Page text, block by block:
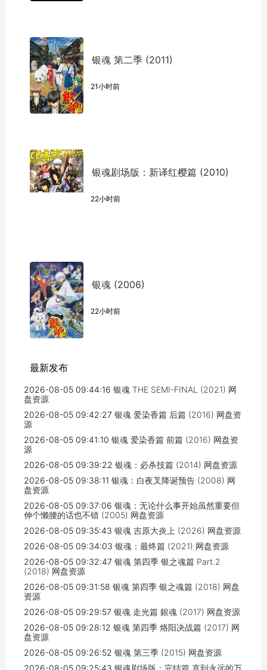
银魂 第二季 (2011)
21小时前
银魂剧场版：新译红樱篇 (2010)
22小时前
银魂 (2006)
22小时前
最新发布
2026-08-05 09:44:16 银魂 THE SEMI-FINAL (2021) 网
盘资源
2026-08-05 09:42:27 银魂 爱染香篇 后篇 (2016) 网盘资
源
2026-08-05 09:41:10 银魂 爱染香篇 前篇 (2016) 网盘资
源
2026-08-05 09:39:22 银魂：必杀技篇 (2014) 网盘资源
2026-08-05 09:38:11 银魂：白夜叉降诞预告 (2008) 网
盘资源
2026-08-05 09:37:06 银魂：无论什么事开始虽然重要但
伸个懒腰的话也不错 (2005) 网盘资源
2026-08-05 09:35:43 银魂 吉原大炎上 (2026) 网盘资源
2026-08-05 09:34:03 银魂：最终篇 (2021) 网盘资源
2026-08-05 09:32:47 银魂 第四季 银之魂篇 Part.2
(2018) 网盘资源
2026-08-05 09:31:58 银魂 第四季 银之魂篇 (2018) 网盘
资源
2026-08-05 09:29:57 银魂 走光篇 銀魂 (2017) 网盘资源
2026-08-05 09:28:12 银魂 第四季 烙阳决战篇 (2017) 网
盘资源
2026-08-05 09:26:52 银魂 第三季 (2015) 网盘资源
2026-08-05 09:25:43 银魂剧场版：完结篇 直到永远的万